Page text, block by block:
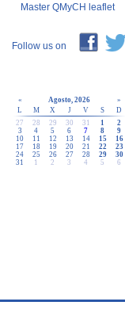
Master QMyCH leaflet
Follow us on
« Agosto, 2026
»
L
M X J V S
D
27
28 29 30 31 1
2
3
4 5 6 7 8
9
10
11 12 13 14 15
16
17
18 19 20 21 22
23
24
25 26 27 28 29
30
31
1 2 3 4 5 6